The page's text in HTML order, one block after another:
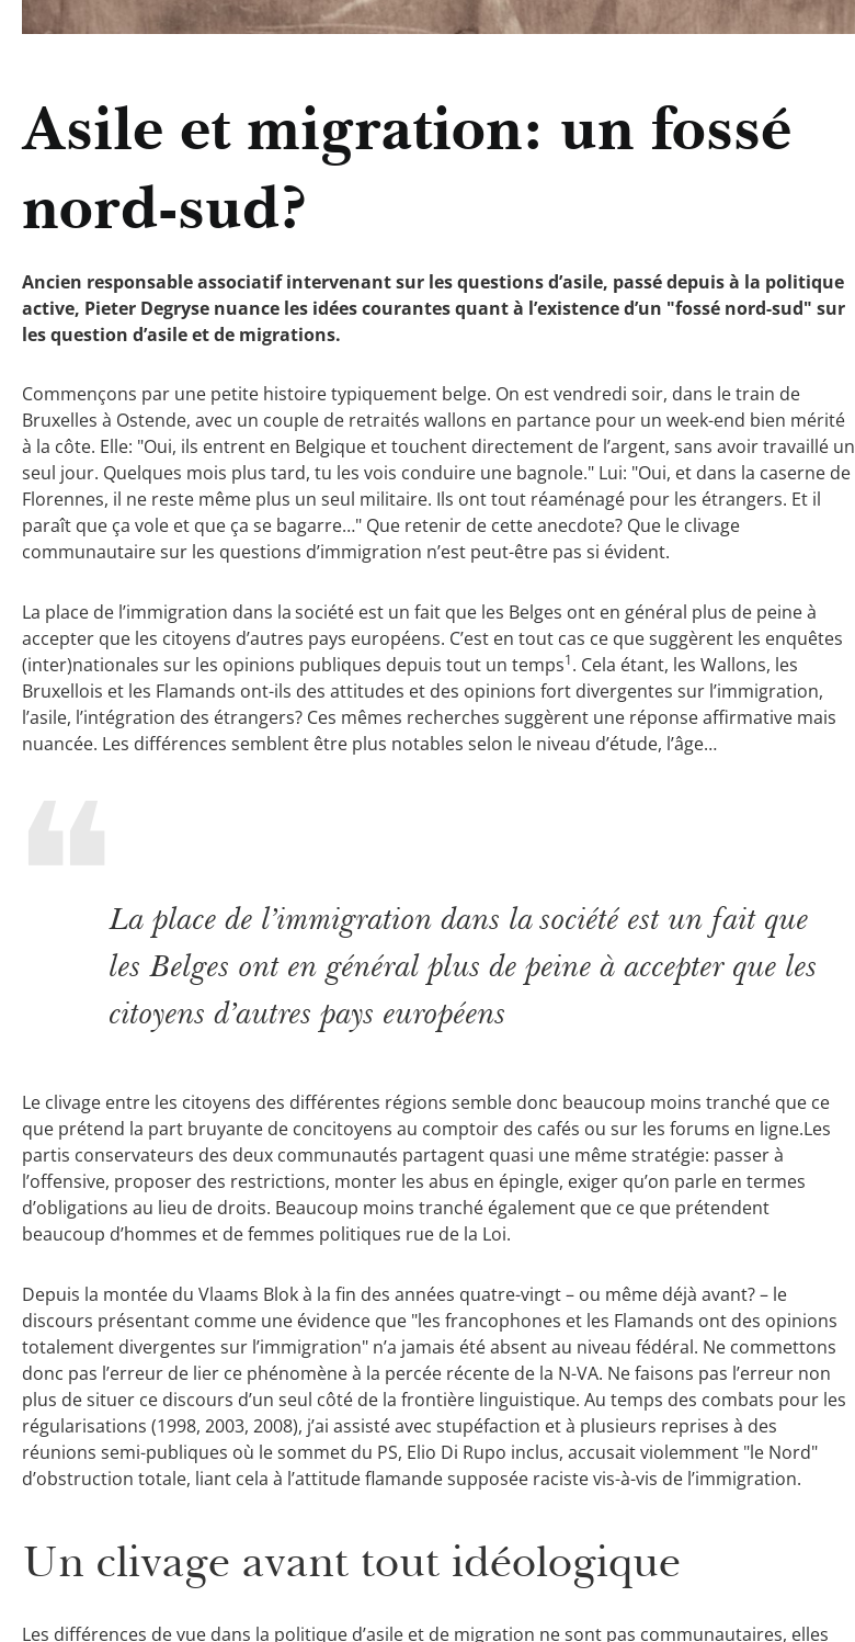
Asile et migration: un fossé
nord-sud?
Ancien responsable associatif intervenant sur les questions d’asile, passé depuis à la politique
active, Pieter Degryse nuance les idées courantes quant à l’existence d’un "fossé nord-sud" sur
les question d’asile et de migrations.
Commençons par une petite histoire typiquement belge. On est vendredi soir, dans le train de
Bruxelles à Ostende, avec un couple de retraités wallons en partance pour un week-end bien mérité
à la côte. Elle: "Oui, ils entrent en Belgique et touchent directement de l’argent, sans avoir travaillé un
seul jour. Quelques mois plus tard, tu les vois conduire une bagnole." Lui: "Oui, et dans la caserne de
Florennes, il ne reste même plus un seul militaire. Ils ont tout réaménagé pour les étrangers. Et il
paraît que ça vole et que ça se bagarre…" Que retenir de cette anecdote? Que le clivage
communautaire sur les questions d’immigration n’est peut-être pas si évident.
La place de l’immigration dans la société est un fait que les Belges ont en général plus de peine à
accepter que les citoyens d’autres pays européens. C’est en tout cas ce que suggèrent les enquêtes
(inter)nationales sur les opinions publiques depuis tout un temps1. Cela étant, les Wallons, les
Bruxellois et les Flamands ont-ils des attitudes et des opinions fort divergentes sur l’immigration,
l’asile, l’intégration des étrangers? Ces mêmes recherches suggèrent une réponse affirmative mais
nuancée. Les différences semblent être plus notables selon le niveau d’étude, l’âge…
La place de l’immigration dans la société est un fait que
les Belges ont en général plus de peine à accepter que les
citoyens d’autres pays européens
Le clivage entre les citoyens des différentes régions semble donc beaucoup moins tranché que ce
que prétend la part bruyante de concitoyens au comptoir des cafés ou sur les forums en ligne.Les
partis conservateurs des deux communautés partagent quasi une même stratégie: passer à
l’offensive, proposer des restrictions, monter les abus en épingle, exiger qu’on parle en termes
d’obligations au lieu de droits. Beaucoup moins tranché ­également que ce que prétendent
beaucoup d’hommes et de femmes politiques rue de la Loi.
Depuis la montée du Vlaams Blok à la fin des années quatre-vingt – ou même déjà avant? – le
discours présentant comme une évidence que "les francophones et les Flamands ont des opinions
totalement divergentes sur l’immigration" n’a jamais été absent au niveau fédéral. Ne commettons
donc pas l’erreur de lier ce phénomène à la percée récente de la N-VA. Ne faisons pas l’erreur non
plus de situer ce discours d’un seul côté de la frontière linguistique. Au temps des combats pour les
régularisations (1998, 2003, 2008), j’ai assisté avec stupéfaction et à plusieurs reprises à des
réunions semi-publiques où le sommet du PS, Elio Di Rupo inclus, accusait violemment "le Nord"
d’obstruction totale, liant cela à l’attitude flamande supposée raciste vis-à-vis de l’immigration.
Un clivage avant tout idéologique
Les différences de vue dans la politique d’asile et de migration ne sont pas communautaires, elles